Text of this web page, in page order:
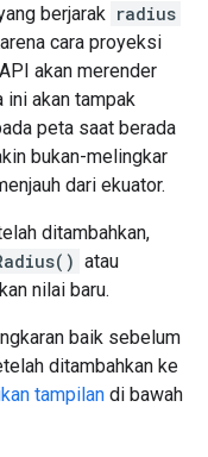
berjarak radius
cara proyeksi
akan merender
ini akan tampak
peta saat berada
bukan-melingkar
dari ekuator.
ditambahkan,
atau
nilai baru.
baik sebelum
ditambahkan ke
tampilan di bawah